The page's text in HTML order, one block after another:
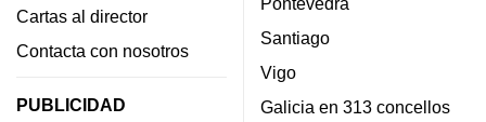
Cartas al director
Contacta con nosotros
PUBLICIDAD
Santiago
Vigo
Galicia en 313 concellos